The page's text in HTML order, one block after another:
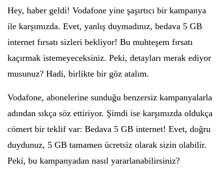
Hey, haber geldi! Vodafone yine şaşırtıcı bir kampanya
ile karşımızda. Evet, yanlış duymadınız, bedava 5 GB
internet fırsatı sizleri bekliyor! Bu muhteşem fırsatı
kaçırmak istemeyeceksiniz. Peki, detayları merak ediyor
musunuz? Hadi, birlikte bir göz atalım.
Vodafone, abonelerine sunduğu benzersiz kampanyalarla
adından sıkça söz ettiriyor. Şimdi ise karşımızda oldukça
cömert bir teklif var: Bedava 5 GB internet! Evet, doğru
duydunuz, 5 GB tamamen ücretsiz olarak sizin olabilir.
Peki, bu kampanyadan nasıl yararlanabilirsiniz?